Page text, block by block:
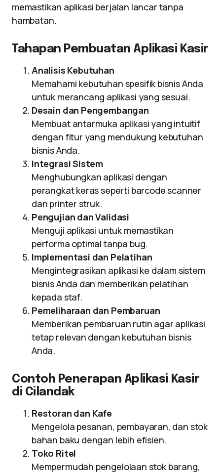
memastikan aplikasi berjalan lancar tanpa
hambatan.
Tahapan Pembuatan Aplikasi Kasir
Analisis Kebutuhan
Memahami kebutuhan spesifik bisnis Anda
untuk merancang aplikasi yang sesuai.
Desain dan Pengembangan
Membuat antarmuka aplikasi yang intuitif
dengan fitur yang mendukung kebutuhan
bisnis Anda.
Integrasi Sistem
Menghubungkan aplikasi dengan
perangkat keras seperti barcode scanner
dan printer struk.
Pengujian dan Validasi
Menguji aplikasi untuk memastikan
performa optimal tanpa bug.
Implementasi dan Pelatihan
Mengintegrasikan aplikasi ke dalam sistem
bisnis Anda dan memberikan pelatihan
kepada staf.
Pemeliharaan dan Pembaruan
Memberikan pembaruan rutin agar aplikasi
tetap relevan dengan kebutuhan bisnis
Anda.
Contoh Penerapan Aplikasi Kasir
di Cilandak
Restoran dan Kafe
Mengelola pesanan, pembayaran, dan stok
bahan baku dengan lebih efisien.
Toko Ritel
Mempermudah pengelolaan stok barang,